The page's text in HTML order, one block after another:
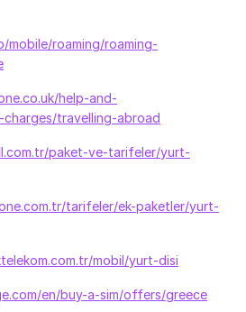
mobile/roaming/roaming-
help-and-
travelling-abroad
paket-ve-tarifeler/yurt-
tarifeler/ek-paketler/yurt-
mobil/yurt-disi
en/buy-a-sim/offers/greece